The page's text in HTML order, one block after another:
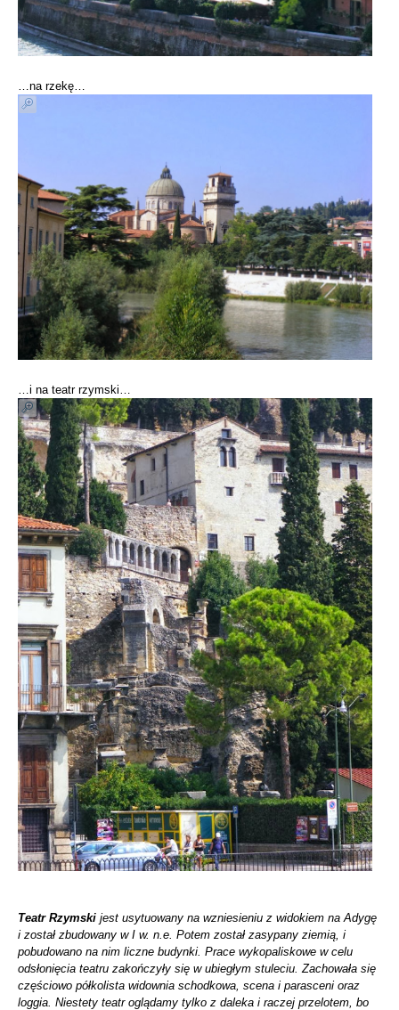
…na rzekę…
…i na teatr rzymski…
Teatr Rzymski jest usytuowany na wzniesieniu z widokiem na Adygę
i został zbudowany w I w. n.e. Potem został zasypany ziemią, i
pobudowano na nim liczne budynki. Prace wykopaliskowe w celu
odsłonięcia teatru zakończyły się w ubiegłym stuleciu. Zachowała się
częściowo półkolista widownia schodkowa, scena i parasceni oraz
loggia. Niestety teatr oglądamy tylko z daleka i raczej przelotem, bo